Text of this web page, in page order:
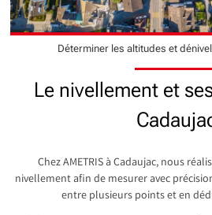
Déterminer les altitudes et
Le nivellement et
Chez AMETRIS à Cadaujac, nous
nivellement afin de mesurer avec
entre plusieurs points et en